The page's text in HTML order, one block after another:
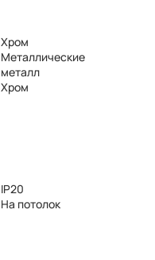
Хром
Металлические
металл
Хром
IP20
На потолок